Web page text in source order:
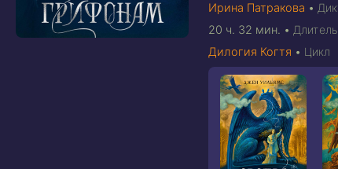
Ирина Патракова •
20 ч. 32 мин. •
Дилогия Когтя • Цикл